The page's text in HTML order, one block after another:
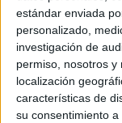
estándar enviada
personalizado,
investigación de
permiso, nosotros y
localización
características de
su consentimiento
Soy:*
Chico
Chica
¿En qué año